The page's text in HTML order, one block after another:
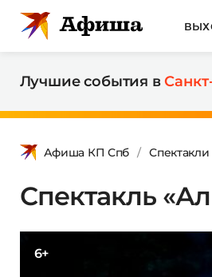
Лучшие события в
Афиша КП Спб Спектакли
Спектакль
6+